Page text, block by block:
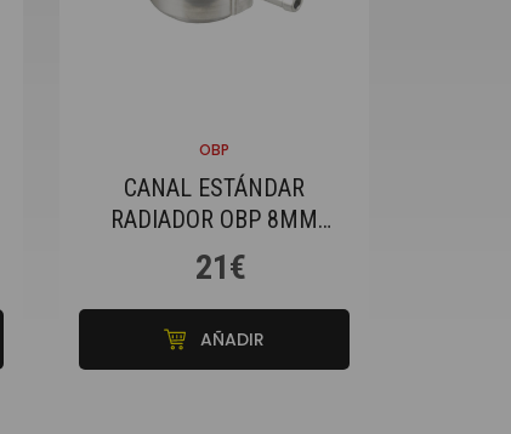
OBP
CANAL ESTÁNDAR
RADIADOR OBP 8MM
REBOSADERO
CRIMPADO
21€
AÑADIR